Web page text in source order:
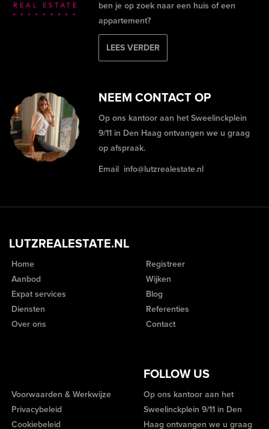
ben je op zoek naar een huis of een
appartement?
LEES VERDER
NEEM CONTACT OP
Op ons kantoor aan het Sweelinckplein
9/11 in Den Haag ontvangen we u graag
op afspraak.
Email info@lutzrealestate.nl
LUTZREALESTATE.NL
Home
Aanbod
Expat services
Diensten
Over ons
Registreer
Wijken
Blog
Referenties
Contact
FOLLOW US
Voorwaarden & Werkwijze
Privacybeleid
Cookiebeleid
Op ons kantoor aan het
Sweelinckplein 9/11 in Den
Haag ontvangen we u graag